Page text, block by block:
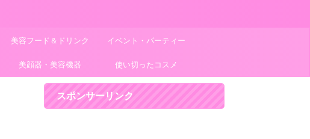
美容フード＆ドリンク イベント・パーティー
美顔器・美容機器 使い切ったコスメ
スポンサーリンク